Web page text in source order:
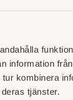
information
kombinera
tjänster.